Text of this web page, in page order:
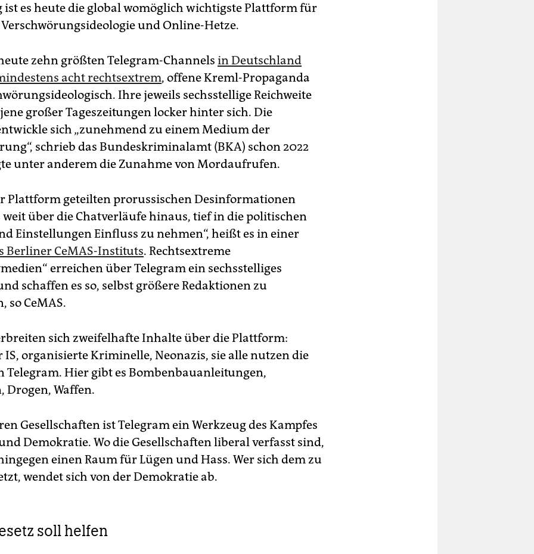
ist es heute die global womöglich wichtigste Plattform für
Verschwörungsideologie und Online-Hetze.
zehn größten Telegram-Channels in Deutschland
acht rechtsextrem, offene Kreml-Propaganda
Ihre jeweils sechsstellige Reichweite
großer Tageszeitungen locker hinter sich. Die
sich „zunehmend zu einem Medium der
schrieb das Bundeskriminalamt (BKA) schon 2022
unter anderem die Zunahme von Mordaufrufen.
Plattform geteilten prorussischen Desinformationen
weit über die Chatverläufe hinaus, tief in die politischen
Einstellungen Einfluss zu nehmen“, heißt es in einer
Berliner CeMAS-Instituts. Rechtsextreme
erreichen über Telegram ein sechsstelliges
schaffen es so, selbst größere Redaktionen zu
so CeMAS.
sich zweifelhafte Inhalte über die Plattform:
IS, organisierte Kriminelle, Neonazis, sie alle nutzen die
Telegram. Hier gibt es Bombenbauanleitungen,
Drogen, Waffen.
Gesellschaften ist Telegram ein Werkzeug des Kampfes
Demokratie. Wo die Gesellschaften liberal verfasst sind,
einen Raum für Lügen und Hass. Wer sich dem zu
wendet sich von der Demokratie ab.
soll helfen